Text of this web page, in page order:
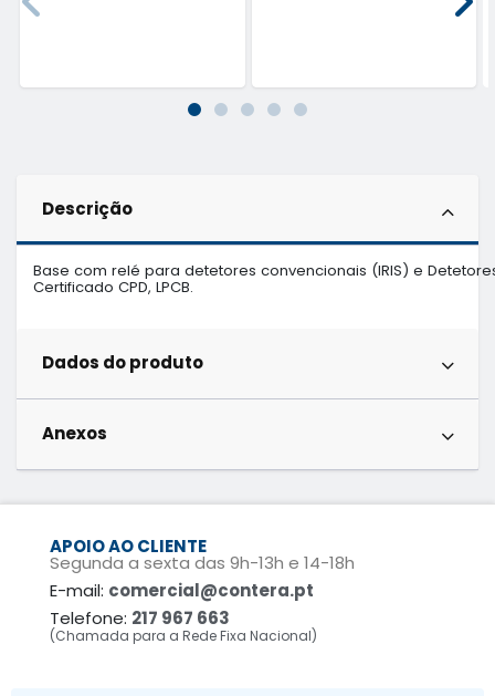
Descrição
Base com relé para detetores convencionais (IRIS) e
Certificado CPD, LPCB.
Dados do produto
Anexos
APOIO AO CLIENTE
Segunda a sexta das 9h-13h e 14-18h
E-mail: comercial@contera.pt
Telefone: 217 967 663
(Chamada para a Rede Fixa Nacional)